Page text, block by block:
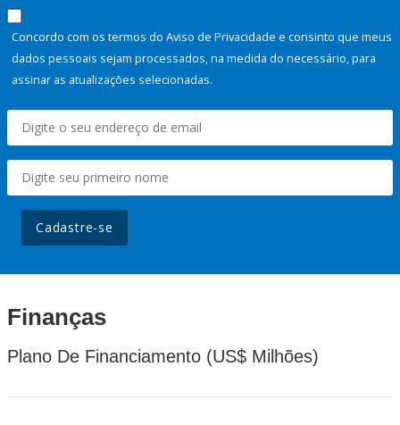
Concordo com os termos do Aviso de Privacidade e consinto que meus
dados pessoais sejam processados, na medida do necessário, para
assinar as atualizações selecionadas.
Cadastre-se
Finanças
Plano De Financiamento (US$ Milhões)